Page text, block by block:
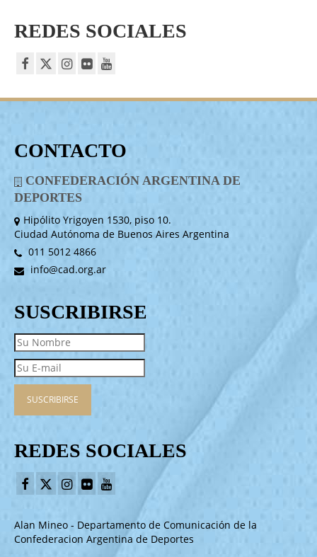
REDES SOCIALES
CONTACTO
CONFEDERACIÓN ARGENTINA DE
DEPORTES
Hipólito Yrigoyen 1530, piso 10.
Ciudad Autónoma de Buenos Aires Argentina
011 5012 4866
info@cad.org.ar
SUSCRIBIRSE
REDES SOCIALES
Alan Mineo - Departamento de Comunicación de la
Confederacion Argentina de Deportes